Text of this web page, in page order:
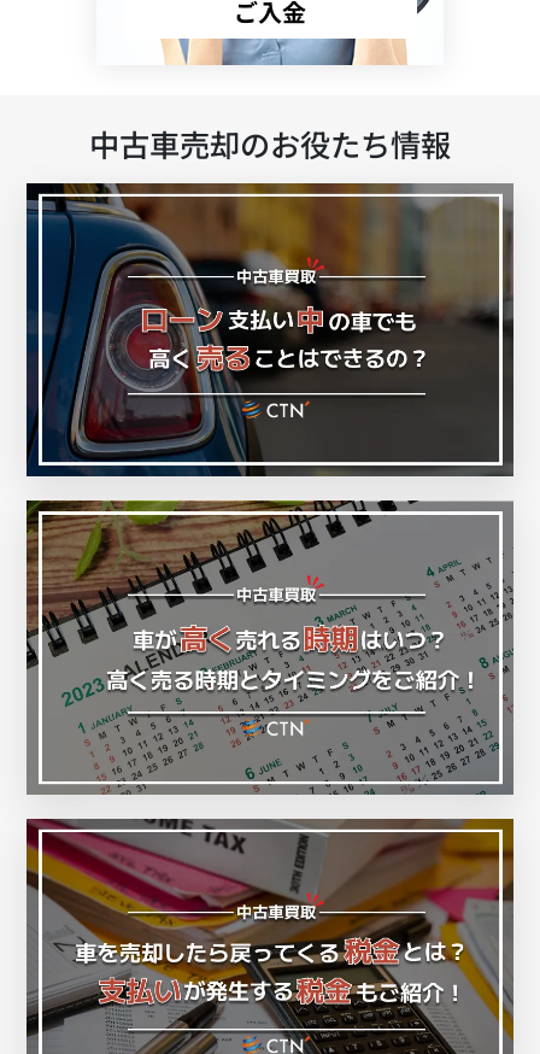
ご入金
中古車売却のお役たち情報